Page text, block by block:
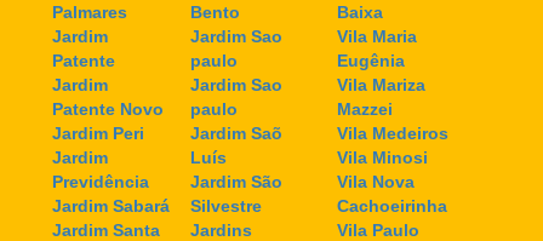
Palmares
Jardim
Patente
Jardim
Patente Novo
Jardim Peri
Jardim
Previdência
Jardim Sabará
Jardim Santa
Bento
Jardim Sao
paulo
Jardim Sao
paulo
Jardim Saõ
Luís
Jardim São
Silvestre
Jardins
Baixa
Vila Maria
Eugênia
Vila Mariza
Mazzei
Vila Medeiros
Vila Minosi
Vila Nova
Cachoeirinha
Vila Paulo